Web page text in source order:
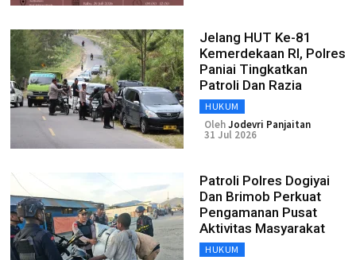
Jelang HUT Ke-81
Kemerdekaan RI, Polres
Paniai Tingkatkan
Patroli Dan Razia
HUKUM
OlehJodevri Panjaitan
31 Jul 2026
Patroli Polres Dogiyai
Dan Brimob Perkuat
Pengamanan Pusat
Aktivitas Masyarakat
HUKUM